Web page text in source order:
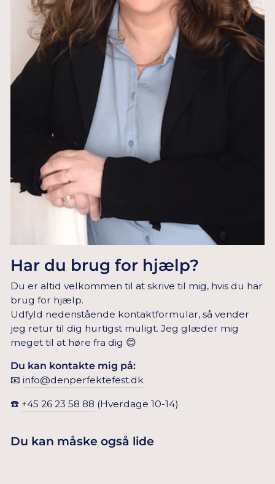
Har du brug for hjælp?
Du er altid velkommen til at skrive til mig, hvis du har
brug for hjælp.
Udfyld nedenstående kontaktformular, så vender
jeg retur til dig hurtigst muligt. Jeg glæder mig
meget til at høre fra dig 😊
Du kan kontakte mig på:
📧 info@denperfektefest.dk
☎️ +45 26 23 58 88 (Hverdage 10-14)
Du kan måske også lide